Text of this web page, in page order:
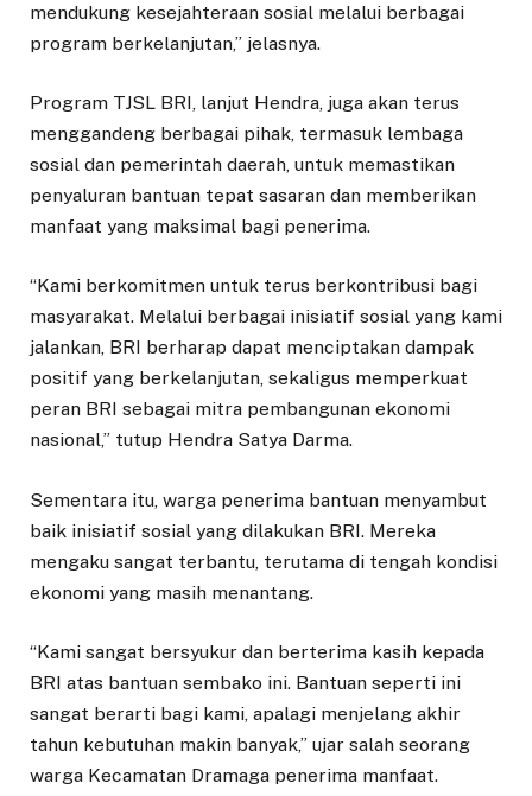
mendukung kesejahteraan sosial melalui berbagai
program berkelanjutan,” jelasnya.
Program TJSL BRI, lanjut Hendra, juga akan terus
menggandeng berbagai pihak, termasuk lembaga
sosial dan pemerintah daerah, untuk memastikan
penyaluran bantuan tepat sasaran dan memberikan
manfaat yang maksimal bagi penerima.
“Kami berkomitmen untuk terus berkontribusi bagi
masyarakat. Melalui berbagai inisiatif sosial yang kami
jalankan, BRI berharap dapat menciptakan dampak
positif yang berkelanjutan, sekaligus memperkuat
peran BRI sebagai mitra pembangunan ekonomi
nasional,” tutup Hendra Satya Darma.
Sementara itu, warga penerima bantuan menyambut
baik inisiatif sosial yang dilakukan BRI. Mereka
mengaku sangat terbantu, terutama di tengah kondisi
ekonomi yang masih menantang.
“Kami sangat bersyukur dan berterima kasih kepada
BRI atas bantuan sembako ini. Bantuan seperti ini
sangat berarti bagi kami, apalagi menjelang akhir
tahun kebutuhan makin banyak,” ujar salah seorang
warga Kecamatan Dramaga penerima manfaat.